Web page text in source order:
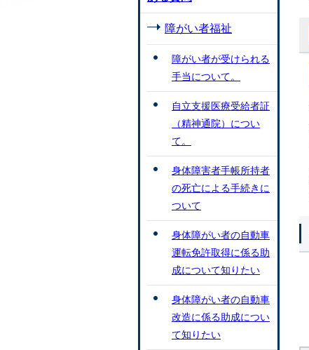
障がい者福祉
障がい者が受けられる
手当について。
自立支援医療受給者証
（精神通院）につい
て。
身体障害者手帳所持者
の死亡による手続きに
ついて
身体障がい者の自動車
運転免許取得に係る助
成について知りたい
身体障がい者の自動車
改造に係る助成につい
て知りたい